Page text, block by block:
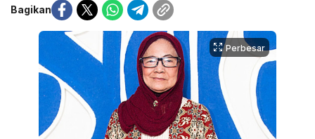
Bagikan
Perbesar